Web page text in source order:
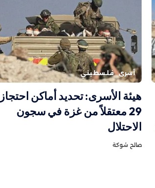
أسرى فلسطيني
هيئة الأسرى: تحديد أماكن احتجاز
29 معتقلاً من غزة في سجون
الاحتلال
صالح شوكة